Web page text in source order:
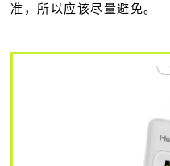
准，所以应该尽量避免。